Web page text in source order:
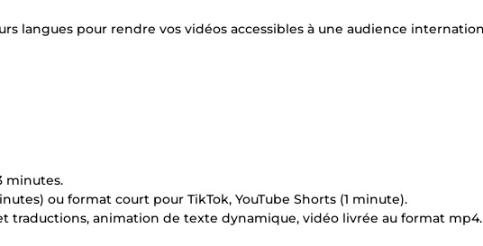
langues pour rendre vos vidéos accessibles à une audience
minutes.
ou format court pour TikTok, YouTube Shorts (1 minute).
traductions, animation de texte dynamique, vidéo livrée au format mp4.